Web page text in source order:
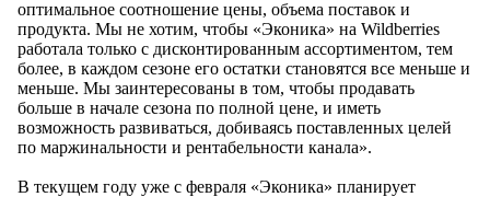
оптимальное соотношение цены, объема поставок и
продукта. Мы не хотим, чтобы «Эконика» на Wildberries
работала только с дисконтированным ассортиментом, тем
более, в каждом сезоне его остатки становятся все меньше и
меньше. Мы заинтересованы в том, чтобы продавать
больше в начале сезона по полной цене, и иметь
возможность развиваться, добиваясь поставленных целей
по маржинальности и рентабельности канала».
В текущем году уже с февраля «Эконика» планирует